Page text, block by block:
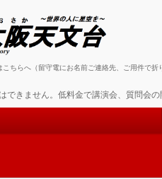
ちらへ（留守電にお名前ご連絡先、ご用件で折
できません。低料金で講演会、質問会